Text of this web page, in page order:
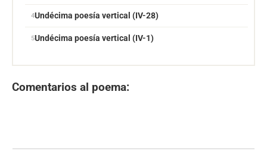
Undécima poesía vertical (IV-28)
Undécima poesía vertical (IV-1)
Comentarios al poema: